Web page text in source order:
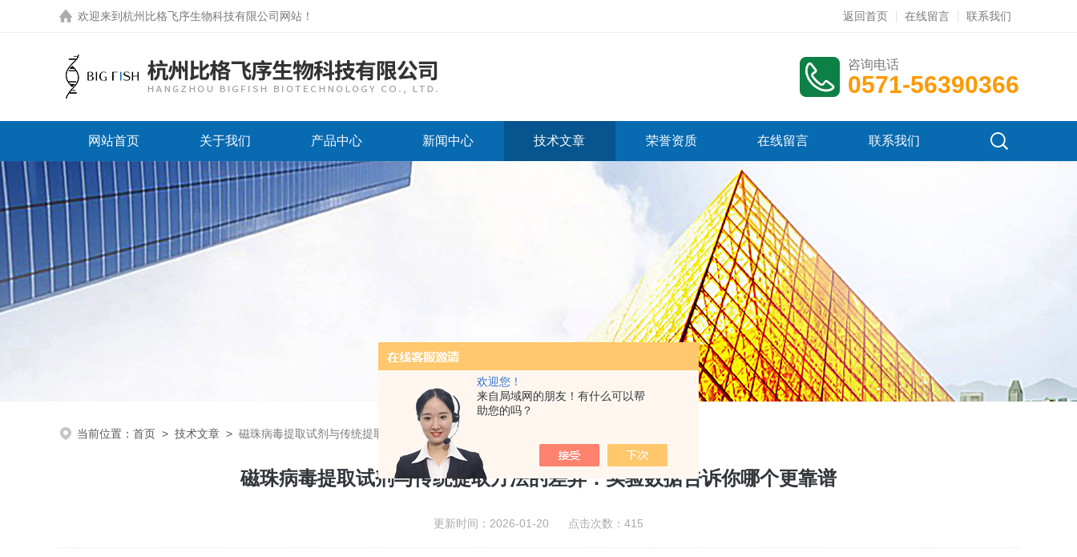
欢迎您！
来自局域网的朋友！有什么可以帮
助您的吗？
欢迎来到 杭州比格飞序生物科技有限公司网站 ！ 返回首页 在线留言 联系我们
咨询电话
0571-56390366
网站首页 关于我们 产品中心 新闻中心 技术文章 荣誉资质 在线留言 联系我们
当前位置： 首页 > 技术文章 > 磁珠病毒提取试剂与传统提取方法的差异：实验数据告诉你哪个更靠谱
磁珠病毒提取试剂与传统提取方法的差异：实验数据告诉你哪个更靠谱
更新时间：2026-01-20 点击次数：415